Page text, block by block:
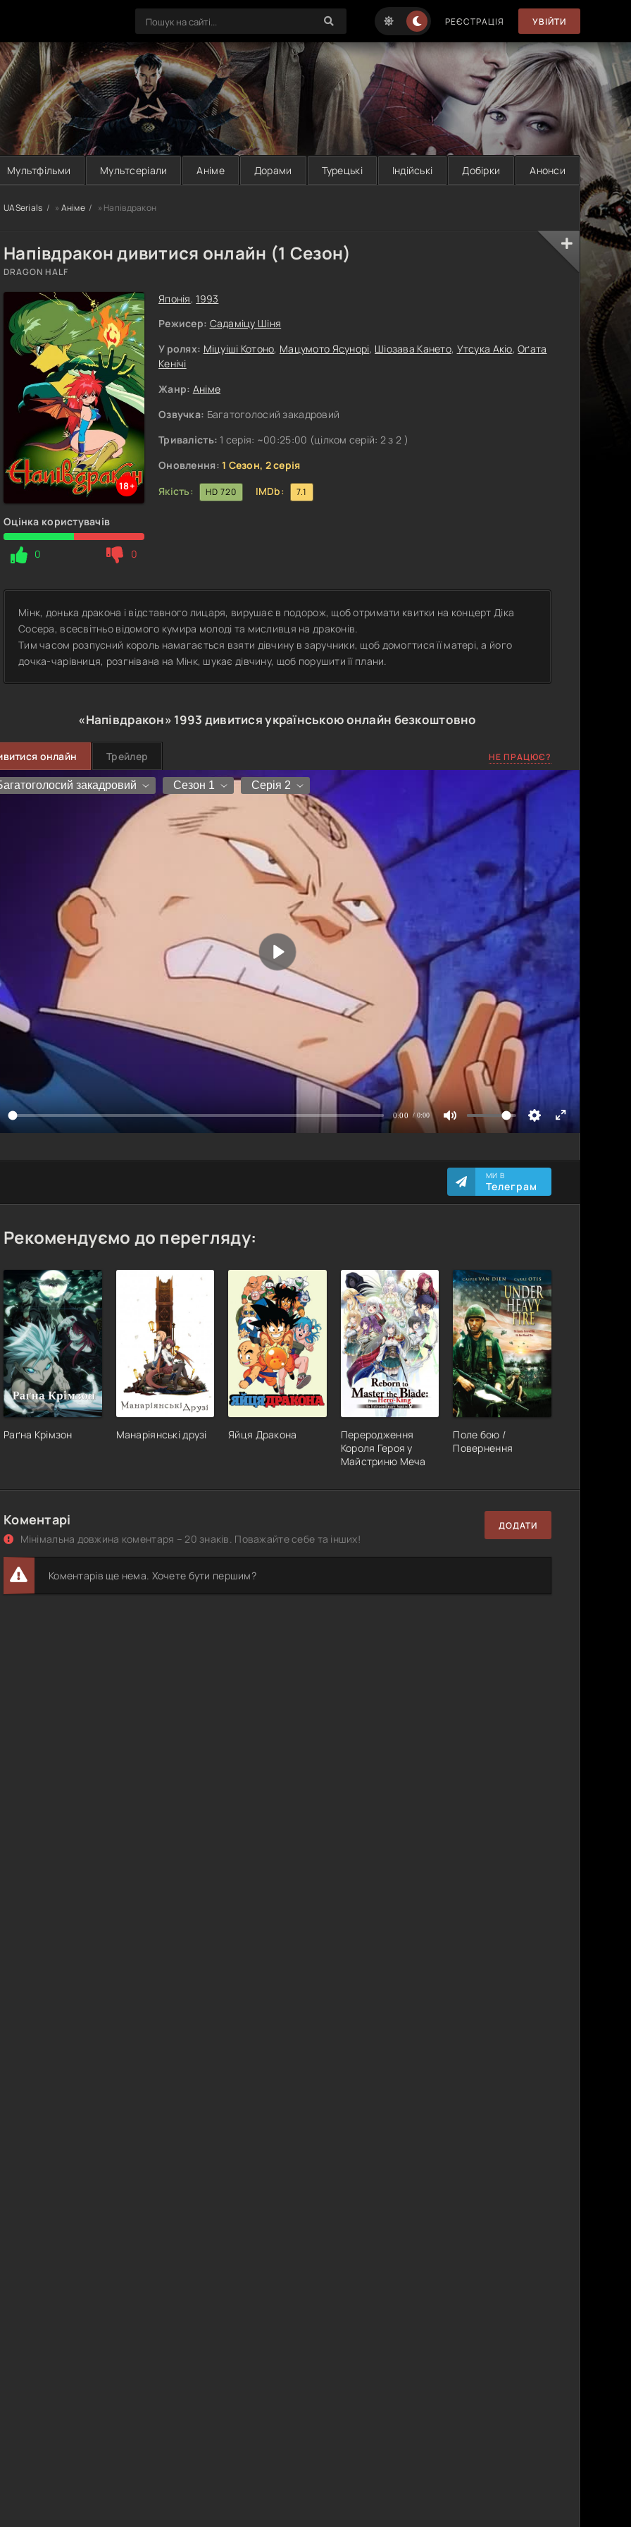
РЕЄСТРАЦІЯ УВІЙТИ
Мультфільми Мультсеріали Аніме Дорами Турецькі Індійські Добірки Анонси
UASerials » Аніме » Напівдракон
Напівдракон дивитися онлайн (1 Сезон)
DRAGON HALF
18+
Оцінка користувачів
0 0
Японія,1993
Режисер: Садаміцу Шіня
У ролях: Міцуіші Котоно, Мацумото Ясунорі, Шіозава Кането, Утсука Акіо,Оґата
Кенічі
Жанр: Аніме
Озвучка: Багатоголосий закадровий
Тривалість: 1 серія: ~00:25:00 (цілком серій: 2 з 2 )
Оновлення: 1 Сезон, 2 серія
Якість:
HD 720 IMDb: 7.1
Мінк, донька дракона і відставного лицаря, вирушає в подорож, щоб отримати квитки на концерт Діка
Сосера, всесвітньо відомого кумира молоді та мисливця на драконів.
Тим часом розпусний король намагається взяти дівчину в заручники, щоб домогтися її матері, а його
дочка-чарівниця, розгнівана на Мінк, шукає дівчину, щоб порушити її плани.
«Напівдракон» 1993 дивитися українською онлайн безкоштовно
онлайн Трейлер НЕ ПРАЦЮЄ?
МИ В
Телеграм
Рекомендуємо до перегляду:
Раґна Крімзон Манаріянські друзі Яйця Дракона
Переродження
Короля Героя у
Майстриню Меча
Поле бою /
Повернення
Коментарі
Мінімальна довжина коментаря – 20 знаків. Поважайте себе та інших!
ДОДАТИ
Коментарів ще нема. Хочете бути першим?